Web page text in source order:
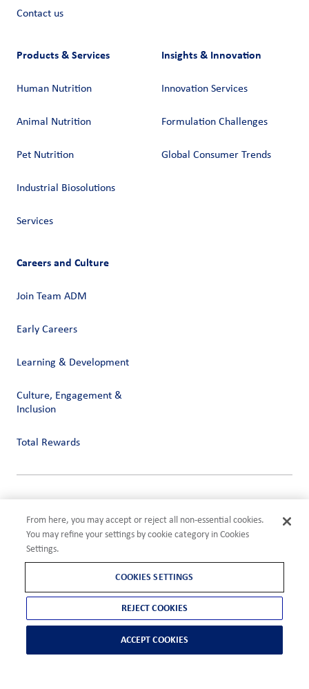
Contact us
Products & Services
Human Nutrition
Animal Nutrition
Pet Nutrition
Industrial Biosolutions
Services
Insights & Innovation
Innovation Services
Formulation Challenges
Global Consumer Trends
Careers and Culture
Join Team ADM
Early Careers
Learning & Development
Culture, Engagement &
Inclusion
Total Rewards
Terms of Use
Compliance
Cookies Settings
From here, you may accept or reject all non-essential cookies.
You may refine your settings by cookie category in Cookies
Settings.
COOKIES SETTINGS
REJECT COOKIES
ACCEPT COOKIES